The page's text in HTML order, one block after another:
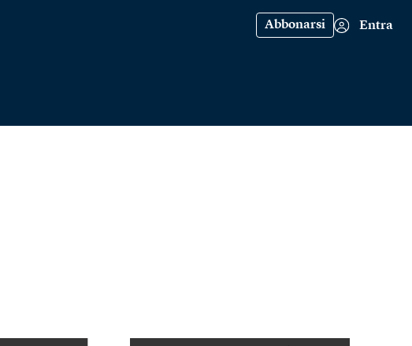
Abbonarsi Entra